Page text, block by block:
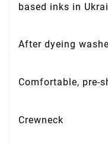
based inks in
After dyeing
Comfortable, pre-
Crewneck